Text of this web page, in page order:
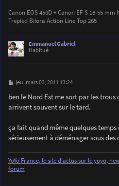
Canon EOS 450D + Canon EF-S 18-55 mm
Trepied Bilora Action Line Top 265
Emmanuel Gabriel
Habitué
M
s
s
a
jeu. mars 03, 2011 13:24
ben le Nord Est me sort par les trous
arrivent souvent sur le tard.
ça fait quand même quelques
sérieusement à déménager sous
YoYo France, le site d'actus sur le yoyo,
forum